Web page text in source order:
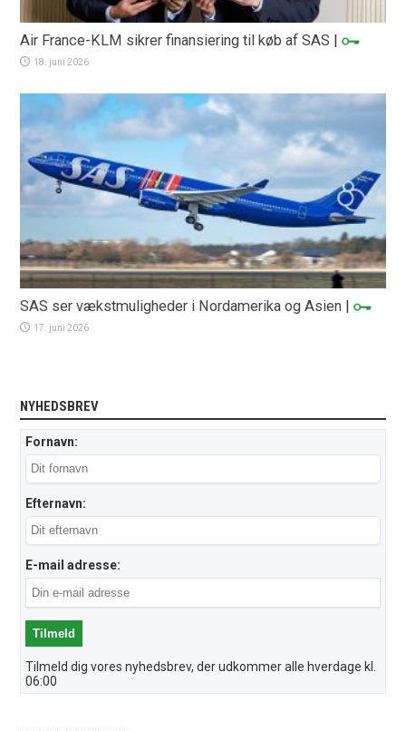
Air France-KLM sikrer finansiering til køb af SAS |
18. juni 2026
SAS ser vækstmuligheder i Nordamerika og Asien |
17. juni 2026
NYHEDSBREV
Fornavn:
Efternavn:
E-mail adresse:
Tilmeld dig vores nyhedsbrev, der udkommer alle hverdage kl.
06:00